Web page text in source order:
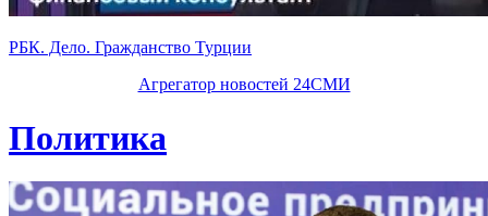
РБК. Дело. Гражданство Турции
Агрегатор новостей 24СМИ
Политика